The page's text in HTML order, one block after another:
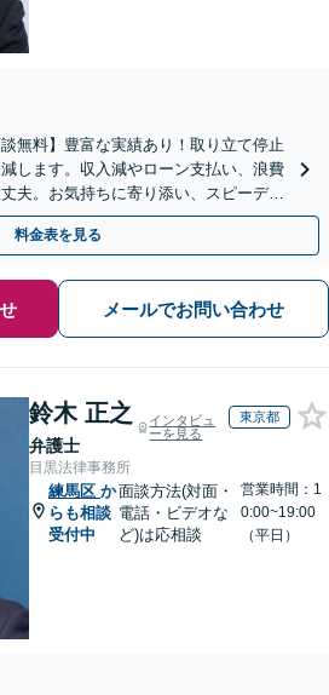
無料】豊富な実績あり！取り立て停止
します。収入減やローン支払い、浪費
夫。お気持ちに寄り添い、スピーディ
ス利用＆休日・夜間面談可】
料金表を見る
メールでお問い合わせ
鈴木 正之
弁護士
インタビュ
ーを見る
東京都
目黒法律事務所
練馬区 か
らも相談
受付中
面談方法(対面・
電話・ビデオな
ど)は応相談
営業時間：1
0:00~19:00
（平日）